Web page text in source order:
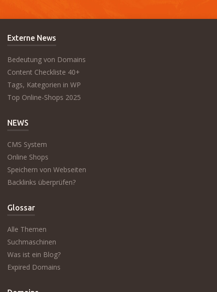
Externe News
Bedeutung von Domains
Content Checkliste 40+
Tags, Kategorien in WP
Top Online-Shops 2025
NEWS
CMS System
Online Shops
Speichern von Webseiten
Backlinks überprüfen?
Glossar
Alle Themen
Suchmaschinen
Was ist ein Blog?
Expired Domains